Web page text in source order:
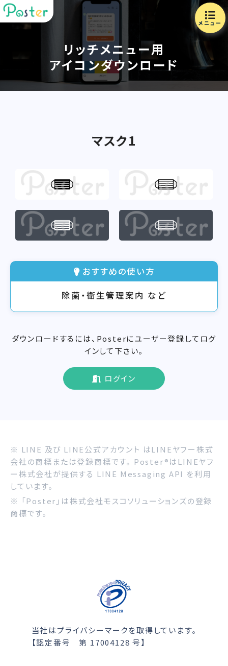
メニュー
リッチメニュー用
アイコンダウンロード
マスク1
おすすめの使い方
除菌・衛生管理案内 など
ダウンロードするには、Posterにユーザー登録してログ
インして下さい。
ログイン
※ LINE 及び LINE公式アカウント はLINEヤフー株式
会社の商標または登録商標です。 Poster®はLINEヤフ
ー株式会社が提供する LINE Messaging API を利用
しています。
※ 「Poster」は株式会社モスコソリューションズの登録
商標です。
当社はプライバシーマークを取得しています。
【認定番号 第 17004128 号】